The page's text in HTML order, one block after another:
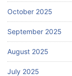
October 2025
September 2025
August 2025
July 2025